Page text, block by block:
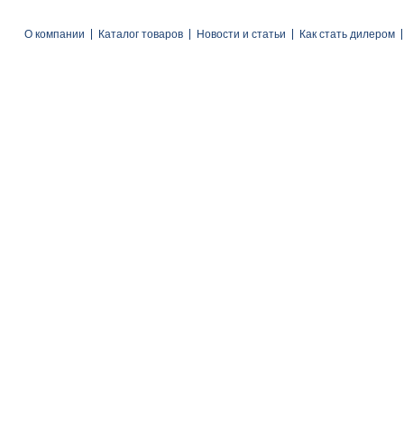
О компании Каталог товаров Новости и статьи Как стать дилером